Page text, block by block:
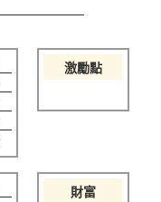
激勵點
財富